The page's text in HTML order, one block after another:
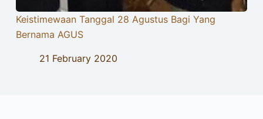
Keistimewaan Tanggal 28 Agustus Bagi Yang
Bernama AGUS
21 February 2020